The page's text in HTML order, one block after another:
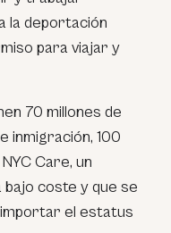
la deportación
para viajar y
70 millones de
inmigración, 100
Care, un
coste y que se
importar el estatus